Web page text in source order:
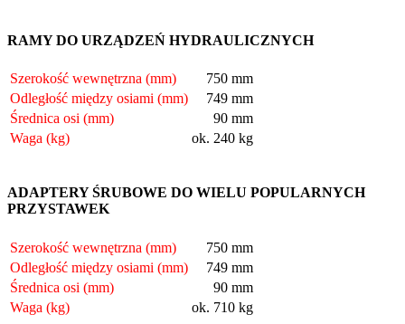
RAMY DO URZĄDZEŃ HYDRAULICZNYCH
Szerokość wewnętrzna (mm)
750 mm
Odległość między osiami (mm)
749 mm
Średnica osi (mm)
90 mm
Waga (kg)
ok. 240 kg
ADAPTERY ŚRUBOWE DO WIELU POPULARNYCH
PRZYSTAWEK
Szerokość wewnętrzna (mm)
750 mm
Odległość między osiami (mm)
749 mm
Średnica osi (mm)
90 mm
Waga (kg)
ok. 710 kg